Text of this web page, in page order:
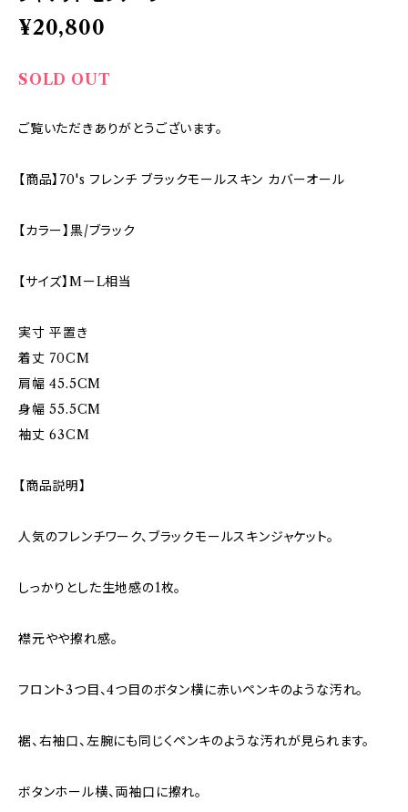
¥20,800
SOLD OUT
ご覧いただきありがとうございます。
【商品】70's フレンチ ブラックモールスキン カバーオール
【カラー】黒/ブラック
【サイズ】MーL相当
実寸 平置き
着丈 70CM
肩幅 45.5CM
身幅 55.5CM
袖丈 63CM
【商品説明】
人気のフレンチワーク、ブラックモールスキンジャケット。
しっかりとした生地感の1枚。
襟元やや擦れ感。
フロント3つ目、4つ目のボタン横に赤いペンキのような汚れ。
裾、右袖口、左腕にも同じくペンキのような汚れが見られます。
ボタンホール横、両袖口に擦れ。